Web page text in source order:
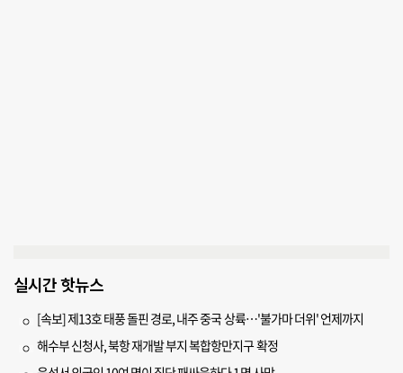
실시간 핫뉴스
[속보] 제13호 태풍 돌핀 경로, 내주 중국 상륙…'불가마 더위' 언제까지
해수부 신청사, 북항 재개발 부지 복합항만지구 확정